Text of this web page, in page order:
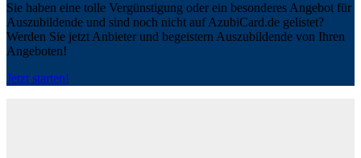
Sie haben eine tolle Vergünstigung oder ein besonderes Angebot für
Auszubildende und sind noch nicht auf AzubiCard.de gelistet?
Werden Sie jetzt Anbieter und begeistern Auszubildende von Ihren
Angeboten!
Jetzt starten!